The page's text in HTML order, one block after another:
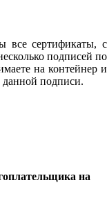
все сертификаты, с
подписей по
на контейнер и
данной подписи.
на